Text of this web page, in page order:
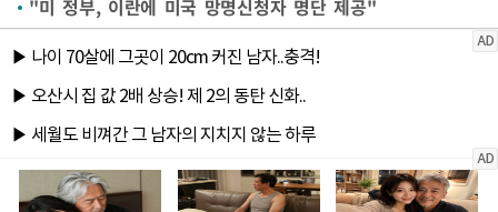
"미 정부, 이란에 미국 망명신청자 명단 제공"